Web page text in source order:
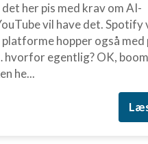
her pis med krav om AI-
vil have det. Spotify
hopper også med
hvorfor egentlig? OK,
he...
gennem statistikker eller
oplysninger fra forskellige